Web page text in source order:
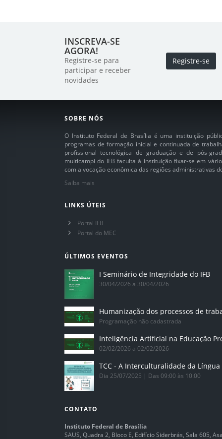
INSCREVA-SE
AGORA!
Registre-se para
participar e receber
novidades
Registre-se
SOBRE NÓS
O Instituto Federal de Brasília é uma instituição
programas de formação inicial e continuada de
profissional tecnológica de graduação e de pós-
multicampi do IFB faculta à instituição fixar-se em
com a vocação econômica das regiões administrativas
Saiba mais
LINKS ÚTEIS
Portal IFB
Portal do MEC
ÚLTIMOS EVENTOS
I Seminário de Integridade do IFB
30/04/2026 a 30/04/2026
Humanização dos processos de
Programação não cadastrada
02/02/2026 a 02/02/2026
Dia 25/07/2025 | Das 09:00 às 10:00
CONTATO
Instituto Federal de Brasília
SAUS, Quadra 2, Bloco E, Edifício Siderbrás, Sala 605,